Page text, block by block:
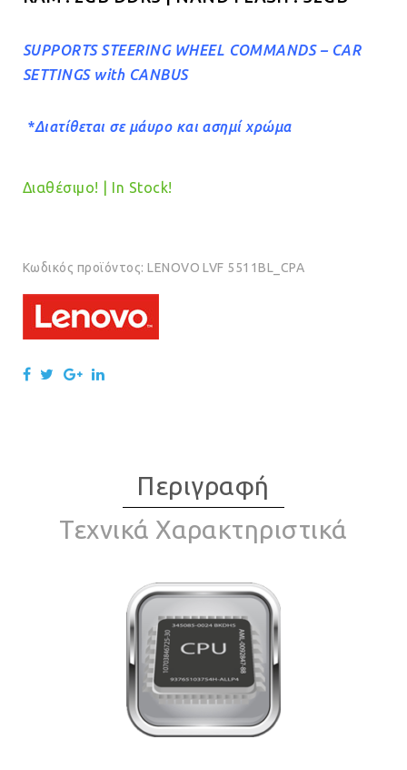
SUPPORTS STEERING WHEEL COMMANDS – CAR
SETTINGS with CANBUS
*Διατίθεται σε μάυρο και ασημί χρώμα
Διαθέσιμο! | In Stock!
Κωδικός προϊόντος:LENOVO LVF 5511BL_CPA
Περιγραφή
Τεχνικά Χαρακτηριστικά